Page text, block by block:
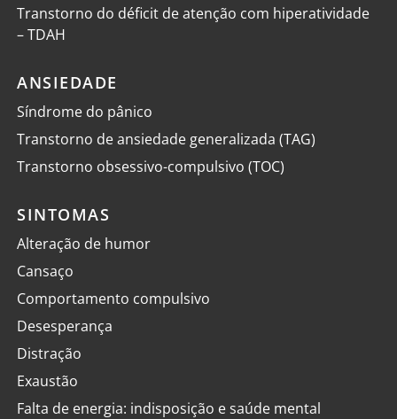
Transtorno do déficit de atenção com hiperatividade
– TDAH
ANSIEDADE
Síndrome do pânico
Transtorno de ansiedade generalizada (TAG)
Transtorno obsessivo-compulsivo (TOC)
SINTOMAS
Alteração de humor
Cansaço
Comportamento compulsivo
Desesperança
Distração
Exaustão
Falta de energia: indisposição e saúde mental